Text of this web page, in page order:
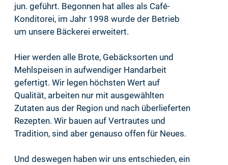
jun. geführt. Begonnen hat alles als Café-
Konditorei, im Jahr 1998 wurde der Betrieb
um unsere Bäckerei erweitert.
Hier werden alle Brote, Gebäcksorten und
Mehlspeisen in aufwendiger Handarbeit
gefertigt. Wir legen höchsten Wert auf
Qualität, arbeiten nur mit ausgewählten
Zutaten aus der Region und nach überlieferten
Rezepten. Wir bauen auf Vertrautes und
Tradition, sind aber genauso offen für Neues.
Und deswegen haben wir uns entschieden, ein